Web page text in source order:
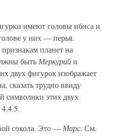
имеют головы ибиса и
у них — перья.
планет на
быть Меркурийи
двух фигурок изображает
сказать трудно ввиду
символики этих двух
сокола. Это — Марс. См.